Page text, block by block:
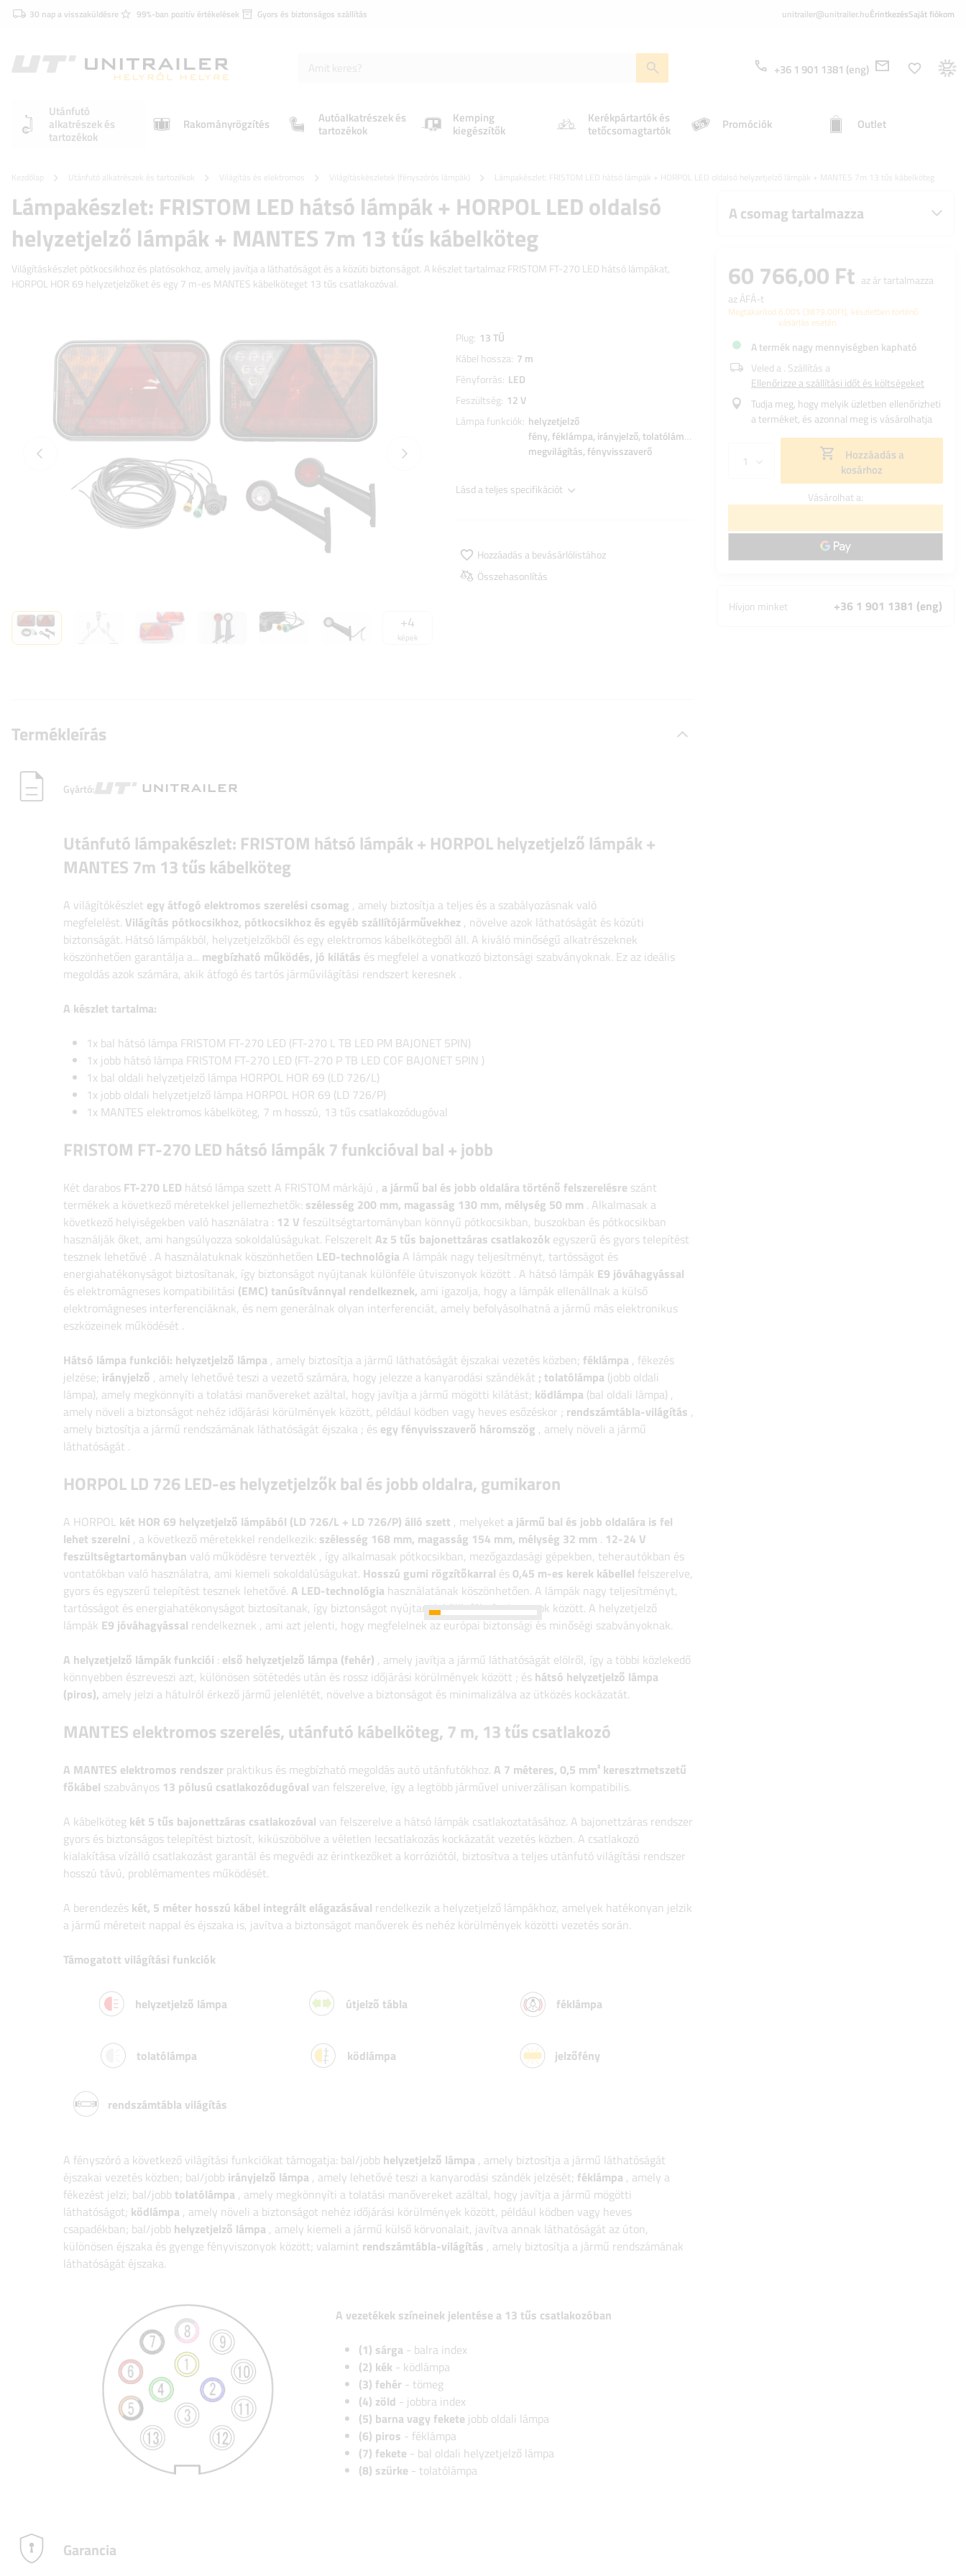
30 nap a visszaküldésre 99%-ban pozitív értékelések Gyors és biztonságos szállítás unitrailer@unitrailer.huÉrintkezésSaját fiókom
+36 1 901 1381 (eng)
Utánfutó
alkatrészek és
tartozékok
Rakományrögzítés Autóalkatrészek és
tartozékok
Kemping
kiegészítők
Kerékpártartók és
tetőcsomagtartók Promóciók Outlet
Kezdőlap Utánfutó alkatrészek és tartozékok Világítás és elektromos Világításkészletek (fényszórós lámpák) Lámpakészlet: FRISTOM LED hátsó lámpák + HORPOL LED oldalsó helyzetjelző lámpák + MANTES 7m 13 tűs kábelköteg
Lámpakészlet: FRISTOM LED hátsó lámpák + HORPOL LED oldalsó
helyzetjelző lámpák + MANTES 7m 13 tűs kábelköteg
Világításkészlet pótkocsikhoz és platósokhoz, amely javítja a láthatóságot és a közúti biztonságot. A készlet tartalmaz FRISTOM FT-270 LED hátsó lámpákat,
HORPOL HOR 69 helyzetjelzőket és egy 7 m-es MANTES kábelköteget 13 tűs csatlakozóval.
+4
képek
Előző fotó Következő fotó
Plug 13 TŰ
Kábel hossza 7 m
Fényforrás LED
Feszültség 12 V
Lámpa funkciók helyzetjelző
fény féklámpa irányjelző tolatólámpa jelzőlámpa rendszámtábla
megvilágítás fényvisszaverő
Lásd a teljes specifikációt
Hozzáadás a bevásárlólistához
Összehasonlítás
A csomag tartalmazza
60 766,00 Ft az ár tartalmazza
az ÁFÁ-t
Megtakarítod 6.00% (3879.00Ft), készletben történő
vásárlás esetén.
A termék nagy mennyiségben kapható
Veled a. Szállítás a
Ellenőrizze a szállítási időt és költségeket
Tudja meg, hogy melyik üzletben ellenőrizheti
a terméket, és azonnal meg is vásárolhatja
kosárhoz
Vásárolhat a:
Hívjon minket +36 1 901 1381 (eng)
Termékleírás
Gyártó:
Utánfutó lámpakészlet: FRISTOM hátsó lámpák + HORPOL helyzetjelző lámpák +
MANTES 7m 13 tűs kábelköteg
A világítókészlet egy átfogó elektromos szerelési csomag , amely biztosítja a teljes és a szabályozásnak való
megfelelést. Világítás pótkocsikhoz, pótkocsikhoz és egyéb szállítójárművekhez , növelve azok láthatóságát és közúti
biztonságát. Hátsó lámpákból, helyzetjelzőkből és egy elektromos kábelkötegből áll. A kiváló minőségű alkatrészeknek
köszönhetően garantálja a... megbízható működés, jó kilátás és megfelel a vonatkozó biztonsági szabványoknak. Ez az ideális
megoldás azok számára, akik átfogó és tartós járművilágítási rendszert keresnek .
A készlet tartalma:
1x bal hátsó lámpa FRISTOM FT-270 LED (FT-270 L TB LED PM BAJONET 5PIN)
1x jobb hátsó lámpa FRISTOM FT-270 LED (FT-270 P TB LED COF BAJONET 5PIN )
1x bal oldali helyzetjelző lámpa HORPOL HOR 69 (LD 726/L)
1x jobb oldali helyzetjelző lámpa HORPOL HOR 69 (LD 726/P)
1x MANTES elektromos kábelköteg, 7 m hosszú, 13 tűs csatlakozódugóval
FRISTOM FT-270 LED hátsó lámpák 7 funkcióval bal + jobb
Két darabos FT-270 LED hátsó lámpa szett A FRISTOM márkájú , a jármű bal és jobb oldalára történő felszerelésre szánt
termékek a következő méretekkel jellemezhetők: szélesség 200 mm, magasság 130 mm, mélység 50 mm . Alkalmasak a
következő helyiségekben való használatra : 12 V feszültségtartományban könnyű pótkocsikban, buszokban és pótkocsikban
használják őket, ami hangsúlyozza sokoldalúságukat. Felszerelt Az 5 tűs bajonettzáras csatlakozók egyszerű és gyors telepítést
tesznek lehetővé . A használatuknak köszönhetően LED-technológia A lámpák nagy teljesítményt, tartósságot és
energiahatékonyságot biztosítanak, így biztonságot nyújtanak különféle útviszonyok között . A hátsó lámpák E9 jóváhagyással
és elektromágneses kompatibilitási (EMC) tanúsítvánnyal rendelkeznek, ami igazolja, hogy a lámpák ellenállnak a külső
elektromágneses interferenciáknak, és nem generálnak olyan interferenciát, amely befolyásolhatná a jármű más elektronikus
eszközeinek működését .
Hátsó lámpa funkciói: helyzetjelző lámpa , amely biztosítja a jármű láthatóságát éjszakai vezetés közben; féklámpa , fékezés
jelzése; irányjelző , amely lehetővé teszi a vezető számára, hogy jelezze a kanyarodási szándékát ; tolatólámpa (jobb oldali
lámpa), amely megkönnyíti a tolatási manővereket azáltal, hogy javítja a jármű mögötti kilátást; ködlámpa (bal oldali lámpa) ,
amely növeli a biztonságot nehéz időjárási körülmények között, például ködben vagy heves esőzéskor ; rendszámtábla-világítás ,
amely biztosítja a jármű rendszámának láthatóságát éjszaka ; és egy fényvisszaverő háromszög , amely növeli a jármű
láthatóságát .
HORPOL LD 726 LED-es helyzetjelzőkbal és jobb oldalra, gumikaron
A HORPOL két HOR 69 helyzetjelző lámpából (LD 726/L + LD 726/P) álló szett , melyeket a jármű bal és jobb oldalára is fel
lehet szerelni , a következő méretekkel rendelkezik: szélesség 168 mm, magasság 154 mm, mélység 32 mm . 12-24 V
feszültségtartományban való működésre tervezték , így alkalmasak pótkocsikban, mezőgazdasági gépekben, teherautókban és
vontatókban való használatra, ami kiemeli sokoldalúságukat. Hosszú gumi rögzítőkarral és 0,45 m-es kerek kábellel felszerelve,
gyors és egyszerű telepítést tesznek lehetővé. A LED-technológia használatának köszönhetően. A lámpák nagy teljesítményt,
tartósságot és energiahatékonyságot biztosítanak, így biztonságot nyújtanak különféle útviszonyok között. A helyzetjelző
lámpák E9 jóváhagyással rendelkeznek , ami azt jelenti, hogy megfelelnek az európai biztonsági és minőségi szabványoknak.
A helyzetjelző lámpák funkciói : első helyzetjelző lámpa (fehér) , amely javítja a jármű láthatóságát elölről, így a többi közlekedő
könnyebben észreveszi azt, különösen sötétedés után és rossz időjárási körülmények között ; és hátsó helyzetjelző lámpa
(piros), amely jelzi a hátulról érkező jármű jelenlétét, növelve a biztonságot és minimalizálva az ütközés kockázatát.
MANTES elektromos szerelés, utánfutó kábelköteg, 7 m, 13 tűs csatlakozó
A MANTES elektromos rendszer praktikus és megbízható megoldás autó utánfutókhoz. A 7 méteres, 0,5 mm² keresztmetszetű
főkábel szabványos 13 pólusú csatlakozódugóval van felszerelve, így a legtöbb járművel univerzálisan kompatibilis.
A kábelköteg két 5 tűs bajonettzáras csatlakozóval van felszerelve a hátsó lámpák csatlakoztatásához. A bajonettzáras rendszer
gyors és biztonságos telepítést biztosít, kiküszöbölve a véletlen lecsatlakozás kockázatát vezetés közben. A csatlakozó
kialakítása vízálló csatlakozást garantál és megvédi az érintkezőket a korróziótól, biztosítva a teljes utánfutó világítási rendszer
hosszú távú, problémamentes működését.
A berendezés két, 5 méter hosszú kábel integrált elágazásával rendelkezik a helyzetjelző lámpákhoz, amelyek hatékonyan jelzik
a jármű méreteit nappal és éjszaka is, javítva a biztonságot manőverek és nehéz körülmények közötti vezetés során.
Támogatott világítási funkciók
helyzetjelző lámpa útjelző tábla féklámpa
tolatólámpa ködlámpa jelzőfény
rendszámtábla világítás
A fényszóró a következő világítási funkciókat támogatja: bal/jobb helyzetjelző lámpa , amely biztosítja a jármű láthatóságát
éjszakai vezetés közben; bal/jobb irányjelző lámpa , amely lehetővé teszi a kanyarodási szándék jelzését; féklámpa , amely a
fékezést jelzi; bal/jobb tolatólámpa , amely megkönnyíti a tolatási manővereket azáltal, hogy javítja a jármű mögötti
láthatóságot; ködlámpa , amely növeli a biztonságot nehéz időjárási körülmények között, például ködben vagy heves
csapadékban; bal/jobb helyzetjelző lámpa , amely kiemeli a jármű külső körvonalait, javítva annak láthatóságát az úton,
különösen éjszaka és gyenge fényviszonyok között; valamint rendszámtábla-világítás , amely biztosítja a jármű rendszámának
láthatóságát éjszaka.
A vezetékek színeinek jelentése a 13 tűs csatlakozóban
(1) sárga- balra index
(2) kék- ködlámpa
(3) fehér- tömeg
(4) zöld - jobbra index
(5) barna vagy fekete jobb oldali lámpa
(6) piros - féklámpa
(7) fekete - bal oldali helyzetjelző lámpa
(8) szürke - tolatólámpa
Garancia